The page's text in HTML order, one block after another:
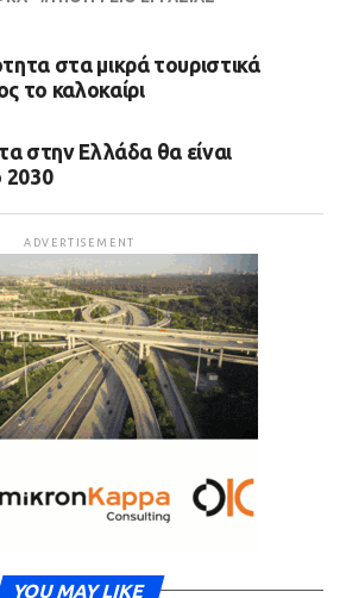
στα μικρά τουριστικά
το καλοκαίρι
στην Ελλάδα θα είναι
2030
ADVERTISEMENT
YOU MAY LIKE